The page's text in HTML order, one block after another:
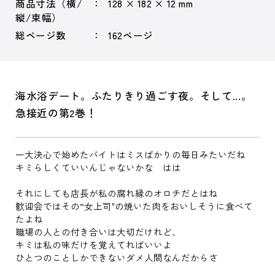
商品寸法（横/
縦/束幅）
128 × 182 × 12 mm
総ページ数 162ページ
海水浴デート。ふたりきり過ごす夜。そして...。
急接近の第2巻！
一大決心で始めたバイトはミスばかりの毎日みたいだね
キミらしくていいんじゃないかな はは
それにしても店長が私の腐れ縁のオロチだとはね
歓迎会ではその“女上司"の焼いた肉をおいしそうに食べて
たよね
職場の人との付き合いは大切だけれど、
キミは私の味だけを覚えてればいいよ
ひとつのことしかできないダメ人間なんだからさ